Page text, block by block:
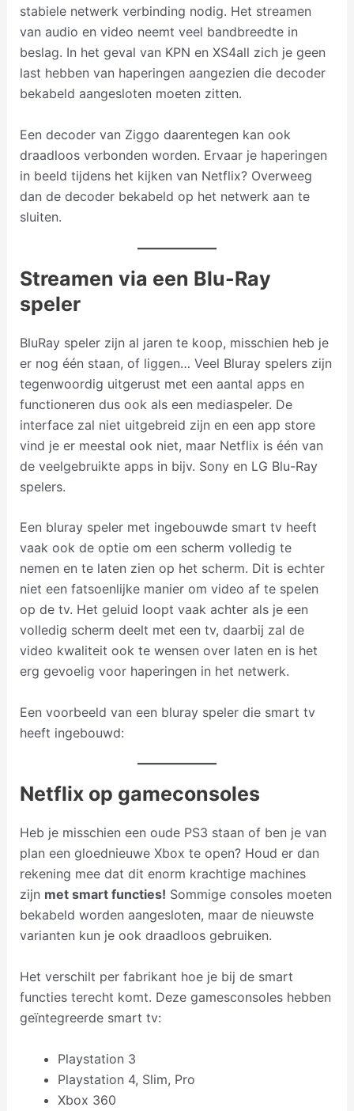
stabiele netwerk verbinding nodig. Het streamen
van audio en video neemt veel bandbreedte in
beslag. In het geval van KPN en XS4all zich je geen
last hebben van haperingen aangezien die decoder
bekabeld aangesloten moeten zitten.
Een decoder van Ziggo daarentegen kan ook
draadloos verbonden worden. Ervaar je haperingen
in beeld tijdens het kijken van Netflix? Overweeg
dan de decoder bekabeld op het netwerk aan te
sluiten.
Streamen via een Blu-Ray
speler
BluRay speler zijn al jaren te koop, misschien heb je
er nog één staan, of liggen… Veel Bluray spelers zijn
tegenwoordig uitgerust met een aantal apps en
functioneren dus ook als een mediaspeler. De
interface zal niet uitgebreid zijn en een app store
vind je er meestal ook niet, maar Netflix is één van
de veelgebruikte apps in bijv. Sony en LG Blu-Ray
spelers.
Een bluray speler met ingebouwde smart tv heeft
vaak ook de optie om een scherm volledig te
nemen en te laten zien op het scherm. Dit is echter
niet een fatsoenlijke manier om video af te spelen
op de tv. Het geluid loopt vaak achter als je een
volledig scherm deelt met een tv, daarbij zal de
video kwaliteit ook te wensen over laten en is het
erg gevoelig voor haperingen in het netwerk.
Een voorbeeld van een bluray speler die smart tv
heeft ingebouwd:
Netflix op gameconsoles
Heb je misschien een oude PS3 staan of ben je van
plan een gloednieuwe Xbox te open? Houd er dan
rekening mee dat dit enorm krachtige machines
zijn met smart functies! Sommige consoles moeten
bekabeld worden aangesloten, maar de nieuwste
varianten kun je ook draadloos gebruiken.
Het verschilt per fabrikant hoe je bij de smart
functies terecht komt. Deze gamesconsoles hebben
geïntegreerde smart tv:
Playstation 3
Playstation 4, Slim, Pro
Xbox 360